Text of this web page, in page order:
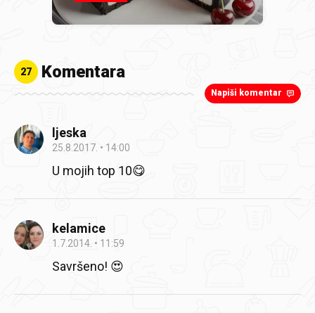
27 Komentara
Napiši komentar
ljeska
25.8.2017. 14:00
U mojih top 10😋
kelamice
1.7.2014. 11:59
Savršeno! 😍